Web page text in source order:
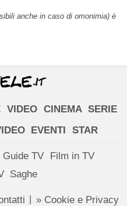
anche in caso di omonimia) è
VIDEO CINEMA SERIE
EVENTI STAR
Guide TV
Film in TV
Saghe
» Cookie e Privacy